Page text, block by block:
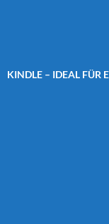
KINDLE – IDEAL FÜR